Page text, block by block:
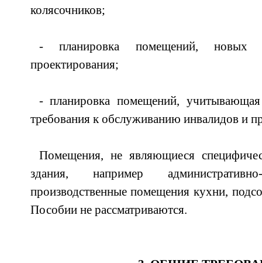
колясочников;
- планировка помещений, новых
проектирования;
- планировка помещений,
требования к обслуживанию инвалидов и
Помещения, не являющиеся
здания, например
производственные помещения кухни,
Пособии не рассматриваются.